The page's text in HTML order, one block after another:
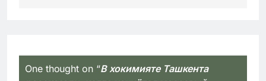
One thought on “В хокимияте Ташкента